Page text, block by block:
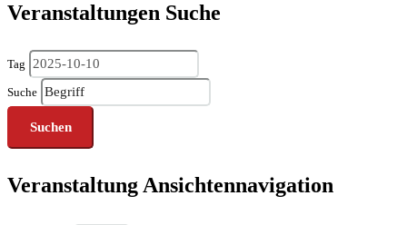
Veranstaltungen Suche
Tag
Suche
Veranstaltung Ansichtennavigation